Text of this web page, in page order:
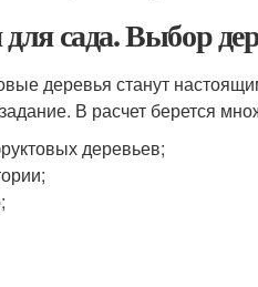
сада. Выбор
деревья станут
В расчет берется
деревьев;